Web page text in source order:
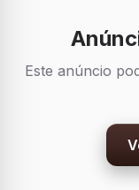
Este anúncio